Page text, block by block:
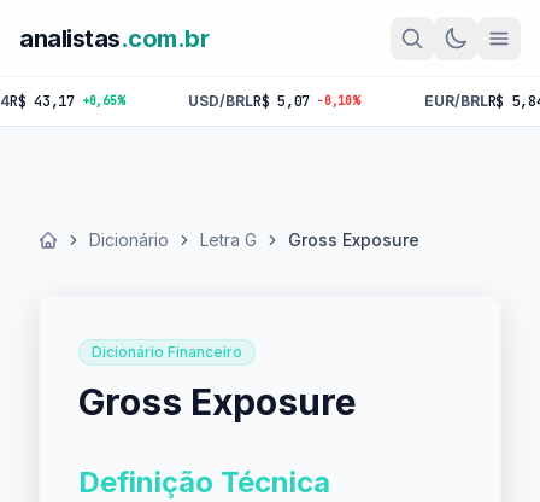
analistas.com.br
+0,65% USD/BRLR$ 5,07 -0,10% EUR/BRLR$ 5,84 -
Início Dicionário Letra G Gross Exposure
Dicionário Financeiro
Gross Exposure
Definição Técnica